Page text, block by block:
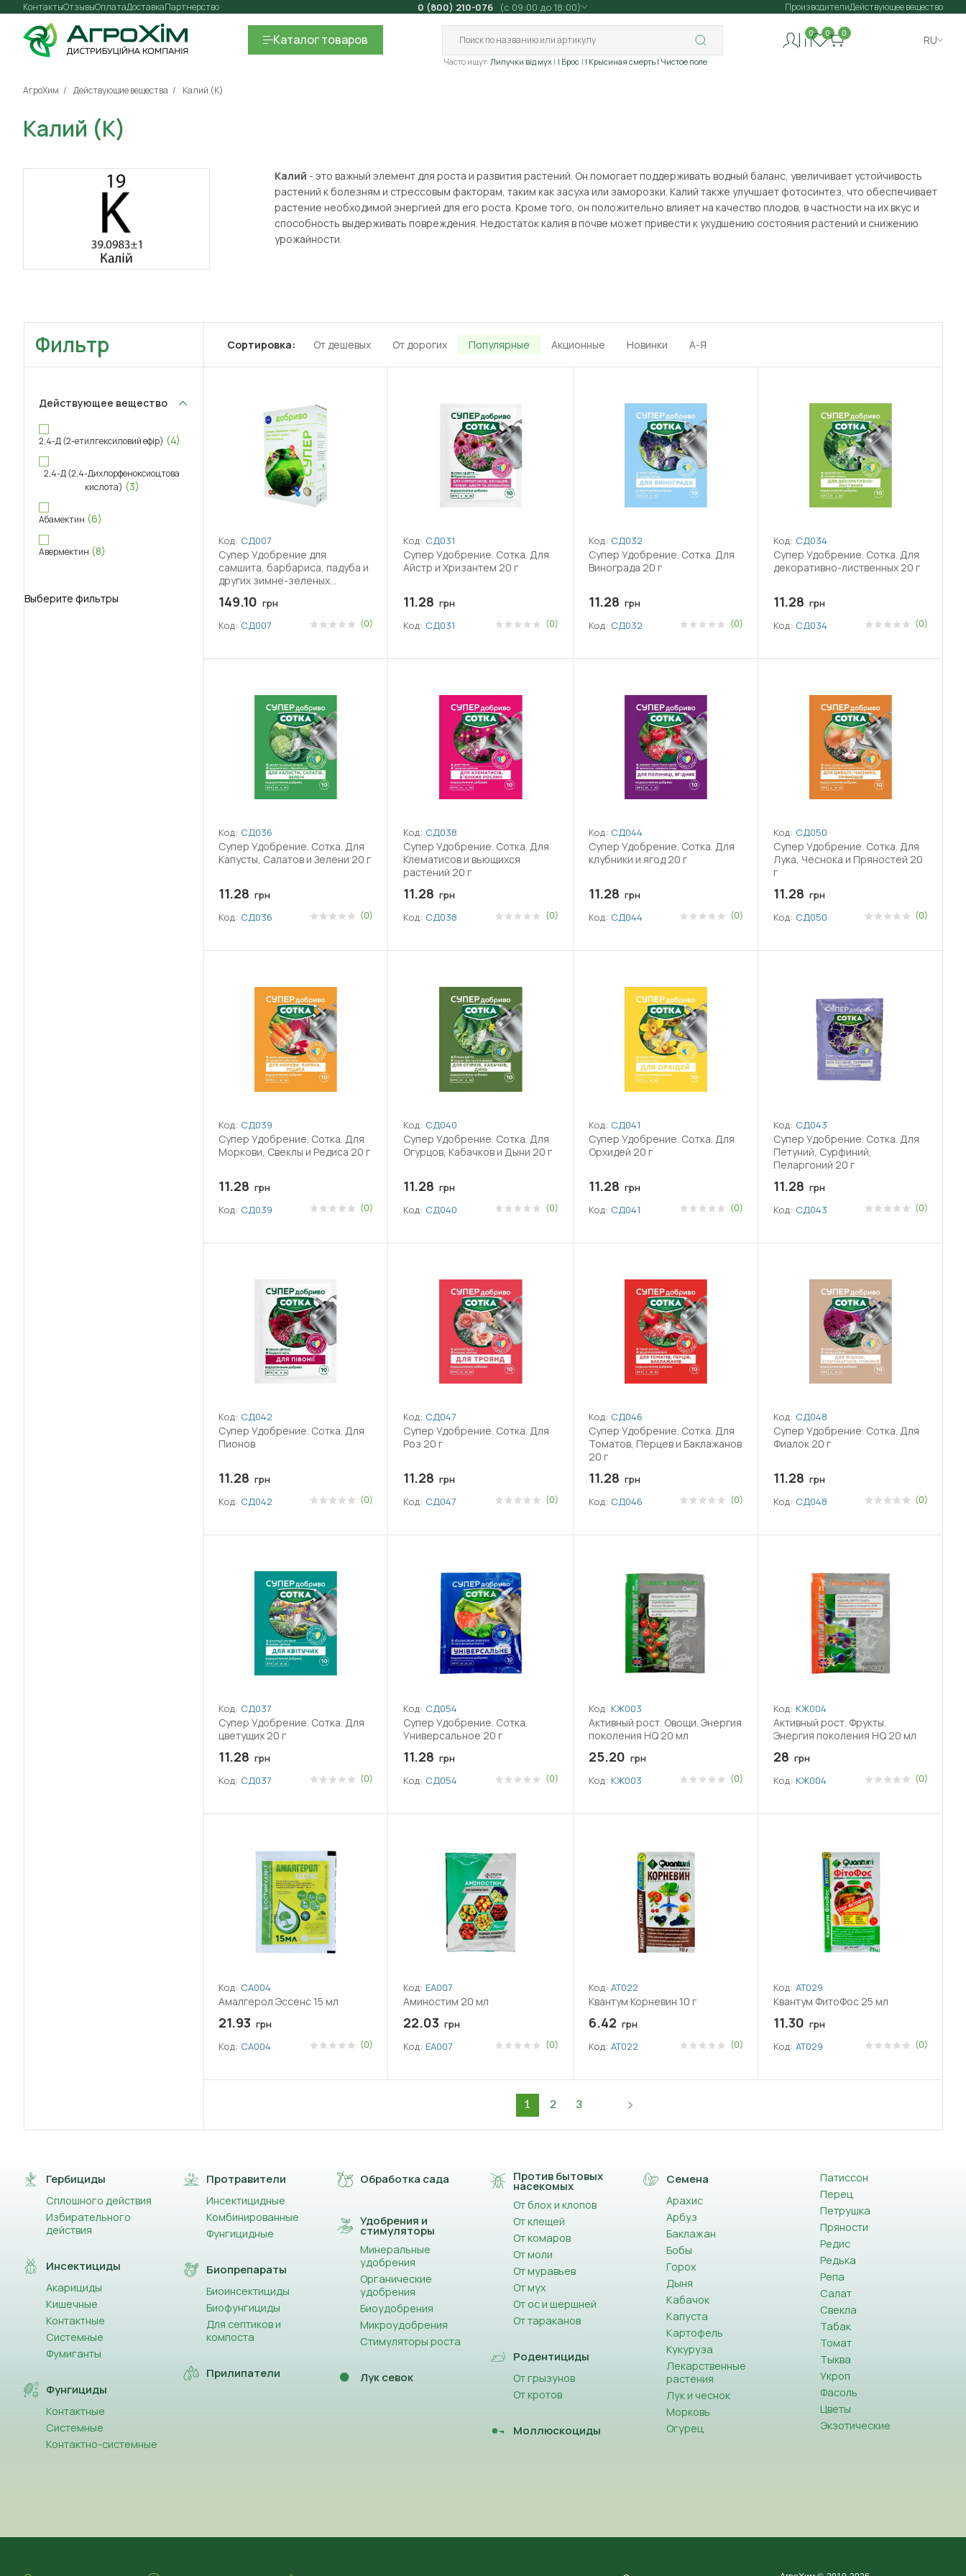
Контакты Оплата
Отзывы ДоставкаПартнерство 0 (800) 210-076 (с 09:00 до 18:00) ПроизводителиДействующее вещество
Каталогтоваров
Часто ищут: Липучки від мух | Брос | Крысиная смерть | Чистое поле
0 0 0
RU
АгроХим Действующие вещества Калий (K)
Калий (K)
Калий - это важный элемент для роста и развития растений. Он помогает поддерживать водный баланс, увеличивает устойчивость
растений к болезням и стрессовым факторам, таким как засуха или заморозки. Калий также улучшает фотосинтез, что обеспечивает
растение необходимой энергией для его роста. Кроме того, он положительно влияет на качество плодов, в частности на их вкус и
способность выдерживать повреждения. Недостаток калия в почве может привести к ухудшению состояния растений и снижению
урожайности.
Фильтр
Действующее вещество
2,4-Д (2-етилгексиловий ефір) (4)
2,4-Д (2,4-Дихлорфеноксиоцтова
кислота) (3)
Абамектин (6)
Авермектин (8)
Кальцію гідроксид (Вапно)(1)
Карбамід
Карбід (1)
Клопіралід
Клотіанідин(38)
Кобальт (Co)(1)
Крезоксим-метил
Кремній (1)
Люфенурон
Выберите фильтры
Сортировка: От дешевых От дорогих Популярные Акционные Новинки А-Я
Код: СД007
Супер Удобрение для
самшита, барбариса, падуба и
других зимне-зеленых
149.10 грн
Код: СД007 (0)
Код: СД031
Супер Удобрение. Сотка. Для
Айстр и Хризантем 20 г
11.28 грн
Код: СД031 (0)
Код: СД032
Супер Удобрение. Сотка. Для
Винограда 20 г
11.28 грн
Код: СД032 (0)
Код: СД034
Супер Удобрение. Сотка. Для
декоративно-лиственных 20 г
11.28 грн
Код: СД034 (0)
Код: СД036
Супер Удобрение. Сотка. Для
Капусты, Салатов и Зелени 20 г
11.28 грн
Код: СД036 (0)
Код: СД038
Супер Удобрение. Сотка. Для
Клематисов и вьющихся
растений 20 г
11.28 грн
Код: СД038 (0)
Код: СД044
Супер Удобрение. Сотка. Для
клубники и ягод 20 г
11.28 грн
Код: СД044 (0)
Код: СД050
Супер Удобрение. Сотка. Для
Лука, Чеснока и Пряностей 20
г
11.28 грн
Код: СД050 (0)
Код: СД039
Супер Удобрение. Сотка. Для
Моркови, Свеклы и Редиса 20 г
11.28 грн
Код: СД039 (0)
Код: СД040
Супер Удобрение. Сотка. Для
Огурцов, Кабачков и Дыни 20 г
11.28 грн
Код: СД040 (0)
Код: СД041
Супер Удобрение. Сотка. Для
Орхидей 20 г
11.28 грн
Код: СД041 (0)
Код: СД043
Супер Удобрение. Сотка. Для
Петуний, Сурфиний,
Пеларгоний 20 г
11.28 грн
Код: СД043 (0)
Код: СД042
Супер Удобрение. Сотка. Для
Пионов
11.28 грн
Код: СД042 (0)
Код: СД047
Супер Удобрение. Сотка. Для
Роз 20 г
11.28 грн
Код: СД047 (0)
Код: СД046
Супер Удобрение. Сотка. Для
Томатов, Перцев и Баклажанов
20 г
11.28 грн
Код: СД046 (0)
Код: СД048
Супер Удобрение. Сотка. Для
Фиалок 20 г
11.28 грн
Код: СД048 (0)
Код: СД037
Супер Удобрение. Сотка. Для
цветущих 20 г
11.28 грн
Код: СД037 (0)
Код: СД054
Супер Удобрение. Сотка.
Универсальное 20 г
11.28 грн
Код: СД054 (0)
Код: КЖ003
Активный рост. Овощи. Энергия
поколения HQ 20 мл
25.20 грн
Код: КЖ003 (0)
Код: КЖ004
Активный рост. Фрукты.
Энергия поколения HQ 20 мл
28 грн
Код: КЖ004 (0)
Код: СА004
Амалгерол Эссенс 15 мл
21.93 грн
Код: СА004 (0)
Код: ЕА007
Аминостим 20 мл
22.03 грн
Код: ЕА007 (0)
Код: АТ022
Квантум Корневин 10 г
6.42 грн
Код: АТ022 (0)
Код: АТ029
Квантум ФитоФос 25 мл
11.30 грн
Код: АТ029 (0)
1 2 3
Гербициды
Сплошного действия
Избирательного
действия
Инсектициды
Акарициды
Кишечные
Контактные
Системные
Фумиганты
Фунгициды
Контактные
Системные
Контактно-системные
Протравители
Инсектицидные
Комбинированные
Фунгицидные
Биопрепараты
Биоинсектициды
Биофунгициды
Для септиков и
компоста
Прилипатели
Обработка сада
Удобрения и
стимуляторы
Минеральные
удобрения
Органические
удобрения
Биоудобрения
Микроудобрения
Стимуляторы роста
Лук севок
Против бытовых
насекомых
От блох и клопов
От клещей
От комаров
От моли
От муравьев
От мух
От ос и шершней
От тараканов
Родентициды
От грызунов
От кротов
Моллюскоциды
Семена
Арахис
Арбуз
Баклажан
Бобы
Горох
Дыня
Кабачок
Капуста
Картофель
Кукуруза
Лекарственные
растения
Лук и чеснок
Морковь
Огурец
Патиссон
Перец
Петрушка
Пряности
Редис
Редька
Репа
Салат
Свекла
Табак
Томат
Тыква
Укроп
Фасоль
Цветы
Экзотические